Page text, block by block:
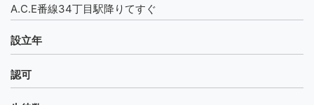
A.C.E番線34丁目駅降りてすぐ
設立年
認可